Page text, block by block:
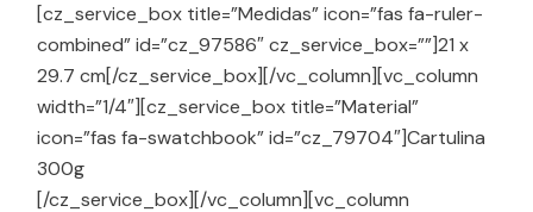
[cz_service_box title=”Medidas” icon=”fas fa-ruler-
combined” id=”cz_97586″ cz_service_box=””]21 x
29.7 cm[/cz_service_box][/vc_column][vc_column
width=”1/4″][cz_service_box title=”Material”
icon=”fas fa-swatchbook” id=”cz_79704″]Cartulina
300g
[/cz_service_box][/vc_column][vc_column